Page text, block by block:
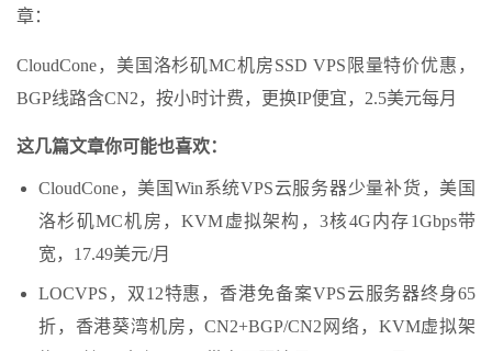
章：
CloudCone，美国洛杉矶MC机房SSD VPS限量特价优惠，
BGP线路含CN2，按小时计费，更换IP便宜，2.5美元每月
这几篇文章你可能也喜欢：
CloudCone，美国Win系统VPS云服务器少量补货，美国
洛杉矶MC机房，KVM虚拟架构，3核4G内存1Gbps带
宽，17.49美元/月
LOCVPS，双12特惠，香港免备案VPS云服务器终身65
折，香港葵湾机房，CN2+BGP/CN2网络，KVM虚拟架